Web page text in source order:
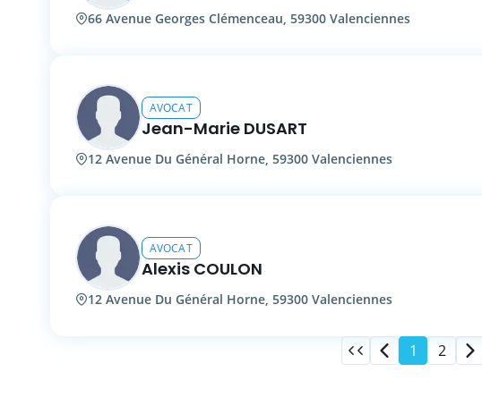
66 Avenue Georges Clémenceau, 59300 Valenciennes
AVOCAT
Jean-Marie DUSART
12 Avenue Du Général Horne, 59300 Valenciennes
AVOCAT
Alexis COULON
12 Avenue Du Général Horne, 59300 Valenciennes
1 2